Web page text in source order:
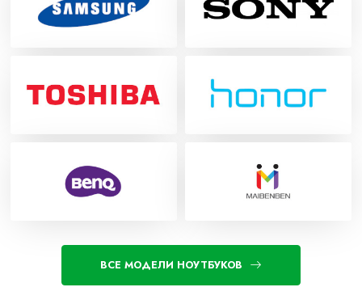
ВСЕ МОДЕЛИ НОУТБУКОВ